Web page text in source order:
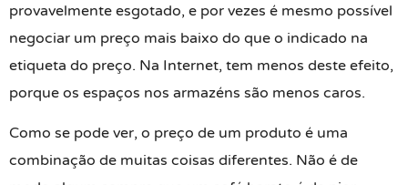
provavelmente esgotado, e por vezes é mesmo possível
negociar um preço mais baixo do que o indicado na
etiqueta do preço. Na Internet, tem menos deste efeito,
porque os espaços nos armazéns são menos caros.
Como se pode ver, o preço de um produto é uma
combinação de muitas coisas diferentes. Não é de